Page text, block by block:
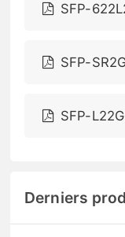
SFP-
SFP-
SFP-
Derniers